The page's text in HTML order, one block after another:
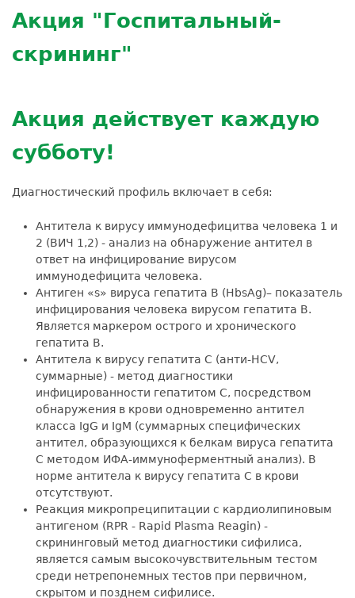
Расшифровка анализов
Обратная связь
Усиление профилактических мер для
безопасности пациентов
лабораторию
Экскурсия в
Вакансии
здесь
to
top
Акция "Госпитальный-
скрининг"
Акция действует каждую
субботу!
Диагностический профиль включает в себя:
Антитела к вирусу иммунодефицитва человека 1 и
2 (ВИЧ 1,2) - анализ на обнаружение антител в
ответ на инфицирование вирусом
иммунодефицита человека.
Антиген «s» вируса гепатита В (HbsAg)– показатель
инфицирования человека вирусом гепатита В.
Является маркером острого и хронического
гепатита В.
Антитела к вирусу гепатита С (анти-HCV,
суммарные) - метод диагностики
инфицированности гепатитом С, посредством
обнаружения в крови одновременно антител
класса IgG и IgM (суммарных специфических
антител, образующихся к белкам вируса гепатита
С методом ИФА-иммуноферментный анализ). В
норме антитела к вирусу гепатита С в крови
отсутствуют.
Реакция микропреципитации с кардиолипиновым
антигеном (RPR - Rapid Plasma Reagin) -
скрининговый метод диагностики сифилиса,
является самым высокочувствительным тестом
среди нетрепонемных тестов при первичном,
скрытом и позднем сифилисе.